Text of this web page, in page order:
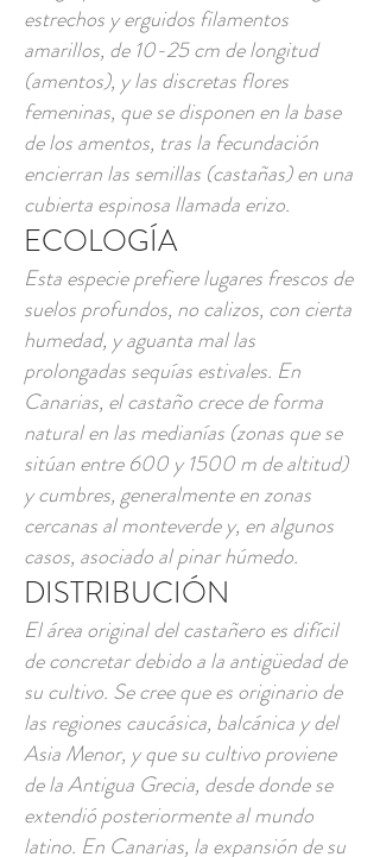
estrechos y erguidos filamentos
amarillos, de 10-25 cm de longitud
(amentos), y las discretas flores
femeninas, que se disponen en la base
de los amentos, tras la fecundación
encierran las semillas (castañas) en una
cubierta espinosa llamada erizo.
ECOLOGÍA
Esta especie prefiere lugares frescos de
suelos profundos, no calizos, con cierta
humedad, y aguanta mal las
prolongadas sequías estivales. En
Canarias, el castaño crece de forma
natural en las medianías (zonas que se
sitúan entre 600 y 1500 m de altitud)
y cumbres, generalmente en zonas
cercanas al monteverde y, en algunos
casos, asociado al pinar húmedo.
DISTRIBUCIÓN
El área original del castañero es difícil
de concretar debido a la antigüedad de
su cultivo. Se cree que es originario de
las regiones caucásica, balcánica y del
Asia Menor, y que su cultivo proviene
de la Antigua Grecia, desde donde se
extendió posteriormente al mundo
latino. En Canarias, la expansión de su